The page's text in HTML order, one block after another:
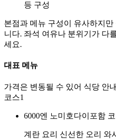
등 구성
본점과 메뉴 구성이 유사하지
니다. 좌석 여유나 분위기가 다
세요.
대표 메뉴
가격은 변동될 수 있어 식당 안
코스1
6000엔 노미호다이포함
계란 요리 신선한 오리 와